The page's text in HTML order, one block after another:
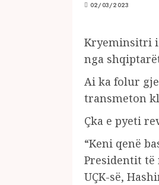
02/03/2023
Kryeminsitri i
nga
Ai ka folur
transmeton
Çka e pyeti
“Keni qenë
Presidentit të
UÇK-së,